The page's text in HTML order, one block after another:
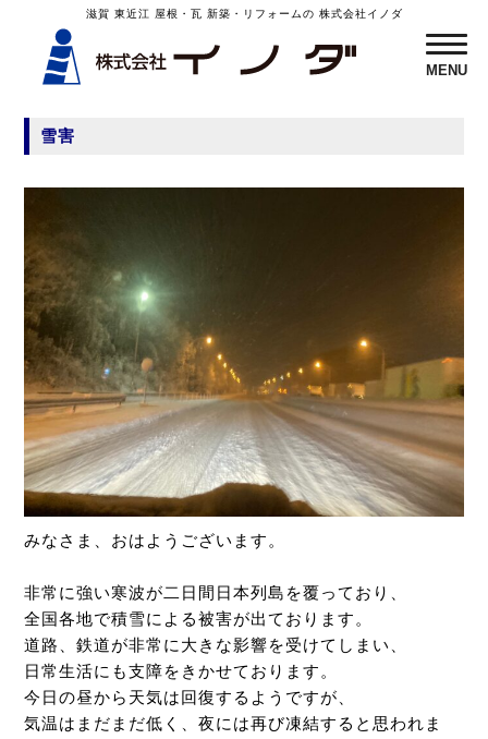
滋賀 東近江 屋根・瓦 新築・リフォームの 株式会社イノダ
MENU
MENU
雪害
みなさま、おはようございます。
非常に強い寒波が二日間日本列島を覆っており、
全国各地で積雪による被害が出ております。
道路、鉄道が非常に大きな影響を受けてしまい、
日常生活にも支障をきかせております。
今日の昼から天気は回復するようですが、
気温はまだまだ低く、夜には再び凍結すると思われま